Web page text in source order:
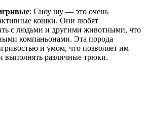
: Сноу шу — это очень
кошки. Они любят
с людьми и другими животными, что
компаньонами. Эта порода
и умом, что позволяет им
выполнять различные трюки.